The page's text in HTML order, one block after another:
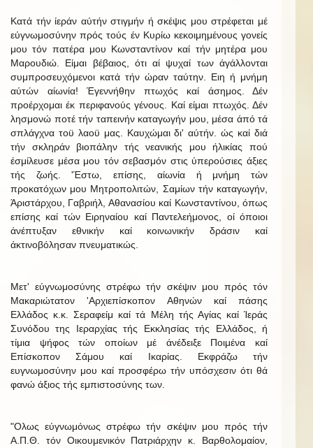
Κατά τήν ίεράν αύτήν στιγμήν ή σκέψις μου στρέφεται μέ
εύγνωμοσύνην πρός τούς έν Κυρίω κεκοιμημένους γονείς
μου τόν πατέρα μου Κωνσταντίνον καί τήν μητέρα μου
Μαρουδιώ. Είμαι βέβαιος, ότι αί ψυχαί των άγάλλονται
συμπροσευχόμενοι κατά τήν ώραν ταύτην. Ειη ή μνήμη
αύτών αίωνία! Έγεννήθην πτωχός καί άσημος. Δέν
προέρχομαι έκ περιφανούς γένους. Καί είμαι πτωχός. Δέν
λησμονώ ποτέ τήν ταπεινήν καταγωγήν μου, μέσα άπό τά
σπλάγχνα τοϋ λαοϋ μας. Καυχώμαι δι' αύτήν. ώς καί διά
τήν σκληράν βιοπάλην τής νεανικής μου ήλικίας πού
έσμίλευσε μέσα μου τόν σεβασμόν στις ύπερούσιες άξιες
τής ζωής. 'Έστω, επίσης, αίωνία ή μνήμη τών
προκατόχων μου Μητροπολιτών, Σαμίων τήν καταγωγήν,
Άριστάρχου, Γαβριήλ, Αθανασίου καί Κωνσταντίνου, όπως
επίσης καί τών Ειρηναίου καί Παντελεήμονος, οί όποιοι
άνέπτυξαν εθνικήν καί κοινωνικήν δράσιν καί
άκτινοβόλησαν πνευματικώς.
Μετ' εύγνωμοσύνης στρέφω τήν σκέψιν μου πρός τόν
Μακαριώτατον 'Αρχιεπίσκοπον Αθηνών καί πάσης
Ελλάδος κ.κ. Σεραφείμ καί τά Μέλη τής Αγίας καί Ίεράς
Συνόδου της Ιεραρχίας τής Εκκλησίας τής Ελλάδος, ή
τίμια ψήφος τών οποίων μέ άνέδειξε Ποιμένα καί
Επίσκοπον Σάμου καί Ικαρίας. Εκφράζω τήν
ευγνωμοσύνην μου καί προσφέρω τήν υπόσχεσιν ότι θά
φανώ άξιος τής εμπιστοσύνης των.
"Ολως εύγνωμόνως στρέφω τήν σκέψιν μου πρός τήν
Α.Π.Θ. τόν Οικουμενικόν Πατριάρχην κ. Βαρθολομαίον,